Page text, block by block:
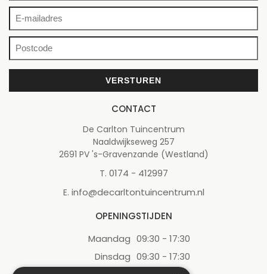
CONTACT
De Carlton Tuincentrum
Naaldwijkseweg 257
2691 PV 's-Gravenzande (Westland)
T. 0174 - 412997
E. info@decarltontuincentrum.nl
OPENINGSTIJDEN
Maandag 09:30 - 17:30
Dinsdag 09:30 - 17:30